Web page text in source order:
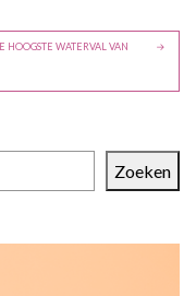
HOOGSTE WATERVAL VAN
Zoeken